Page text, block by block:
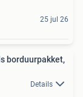
25 jul 26
borduurpakket,
Details